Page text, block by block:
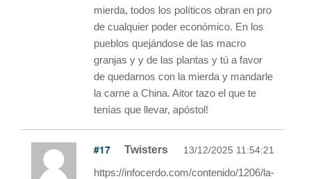
mierda, todos los políticos obran en pro
de cualquier poder económico. En los
pueblos quejándose de las macro
granjas y y de las plantas y tú a favor
de quedarnos con la mierda y mandarle
la carne a China. Aitor tazo el que te
tenías que llevar, apóstol!
#17 Twisters 13/12/2025 11:54:21
https://infocerdo.com/contenido/1206/la-